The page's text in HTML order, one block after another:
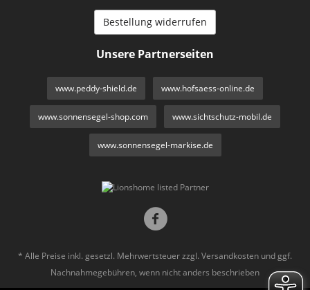
Bestellung widerrufen
Unsere Partnerseiten
www.peddy-shield.de www.hofsaess-online.de
www.sonnensegel-shop.com www.sichtschutz-mobil.de
www.sonnensegel-markise.de
* Alle Preise inkl. gesetzl. Mehrwertsteuer zzgl. Versandkosten und ggf.
Nachnahmegebühren, wenn nicht anders beschrieben